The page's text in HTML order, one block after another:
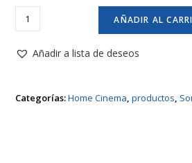
Denon
AVRX550BT
+
N
AÑADIR AL
Añadir a lista de deseos
Categorías:Home Cinema,productos,